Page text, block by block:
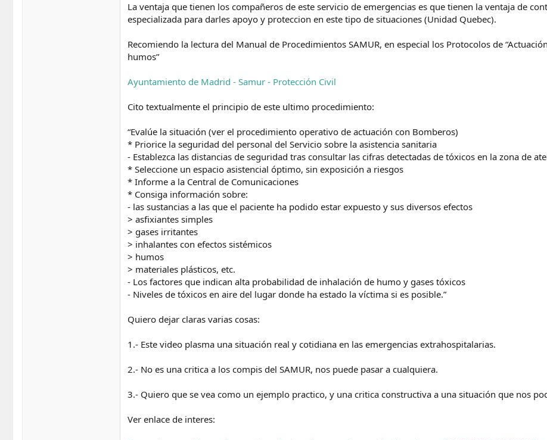
La ventaja que tienen los compañeros de este servicio de emergencias es que tienen la ventaja de
especializada para darles apoyo y proteccion en este tipo de situaciones (Unidad Quebec).
Recomiendo la lectura del Manual de Procedimientos SAMUR, en especial los Protocolos de
humos”
Ayuntamiento de Madrid - Samur - Protección Civil
Cito textualmente el principio de este ultimo procedimiento:
“Evalúe la situación (ver el procedimiento operativo de actuación con Bomberos)
* Priorice la seguridad del personal del Servicio sobre la asistencia sanitaria
- Establezca las distancias de seguridad tras consultar las cifras detectadas de tóxicos en la zona de
* Seleccione un espacio asistencial óptimo, sin exposición a riesgos
* Informe a la Central de Comunicaciones
* Consiga información sobre:
- las sustancias a las que el paciente ha podido estar expuesto y sus diversos efectos
> asfixiantes simples
> gases irritantes
> inhalantes con efectos sistémicos
> humos
> materiales plásticos, etc.
- Los factores que indican alta probabilidad de inhalación de humo y gases tóxicos
- Niveles de tóxicos en aire del lugar donde ha estado la víctima si es posible.”
Quiero dejar claras varias cosas:
1.- Este video plasma una situación real y cotidiana en las emergencias extrahospitalarias.
2.- No es una critica a los compis del SAMUR, nos puede pasar a cualquiera.
3.- Quiero que se vea como un ejemplo practico, y una critica constructiva a una situación que nos
Ver enlace de interes: